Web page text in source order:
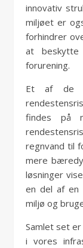
innovativ
miljøet er
forhindrer
at beskytte
forurening.
Et af de
findes på
regnvand til
mere
løsninger
en del af
miljø og
Samlet set
i vores